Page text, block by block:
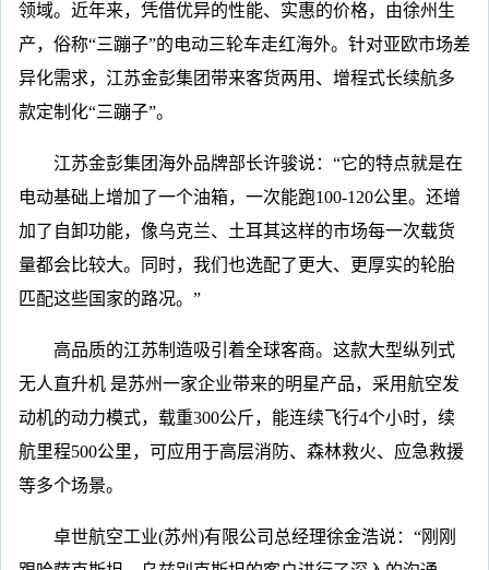
领域。近年来，凭借优异的性能、实惠的价格，由徐州生
产，俗称“三蹦子”的电动三轮车走红海外。针对亚欧市场差
异化需求，江苏金彭集团带来客货两用、增程式长续航多
款定制化“三蹦子”。
江苏金彭集团海外品牌部长许骏说：“它的特点就是在
电动基础上增加了一个油箱，一次能跑100-120公里。还增
加了自卸功能，像乌克兰、土耳其这样的市场每一次载货
量都会比较大。同时，我们也选配了更大、更厚实的轮胎
匹配这些国家的路况。”
高品质的江苏制造吸引着全球客商。这款大型纵列式
无人直升机 是苏州一家企业带来的明星产品，采用航空发
动机的动力模式，载重300公斤，能连续飞行4个小时，续
航里程500公里，可应用于高层消防、森林救火、应急救援
等多个场景。
卓世航空工业(苏州)有限公司总经理徐金浩说：“刚刚